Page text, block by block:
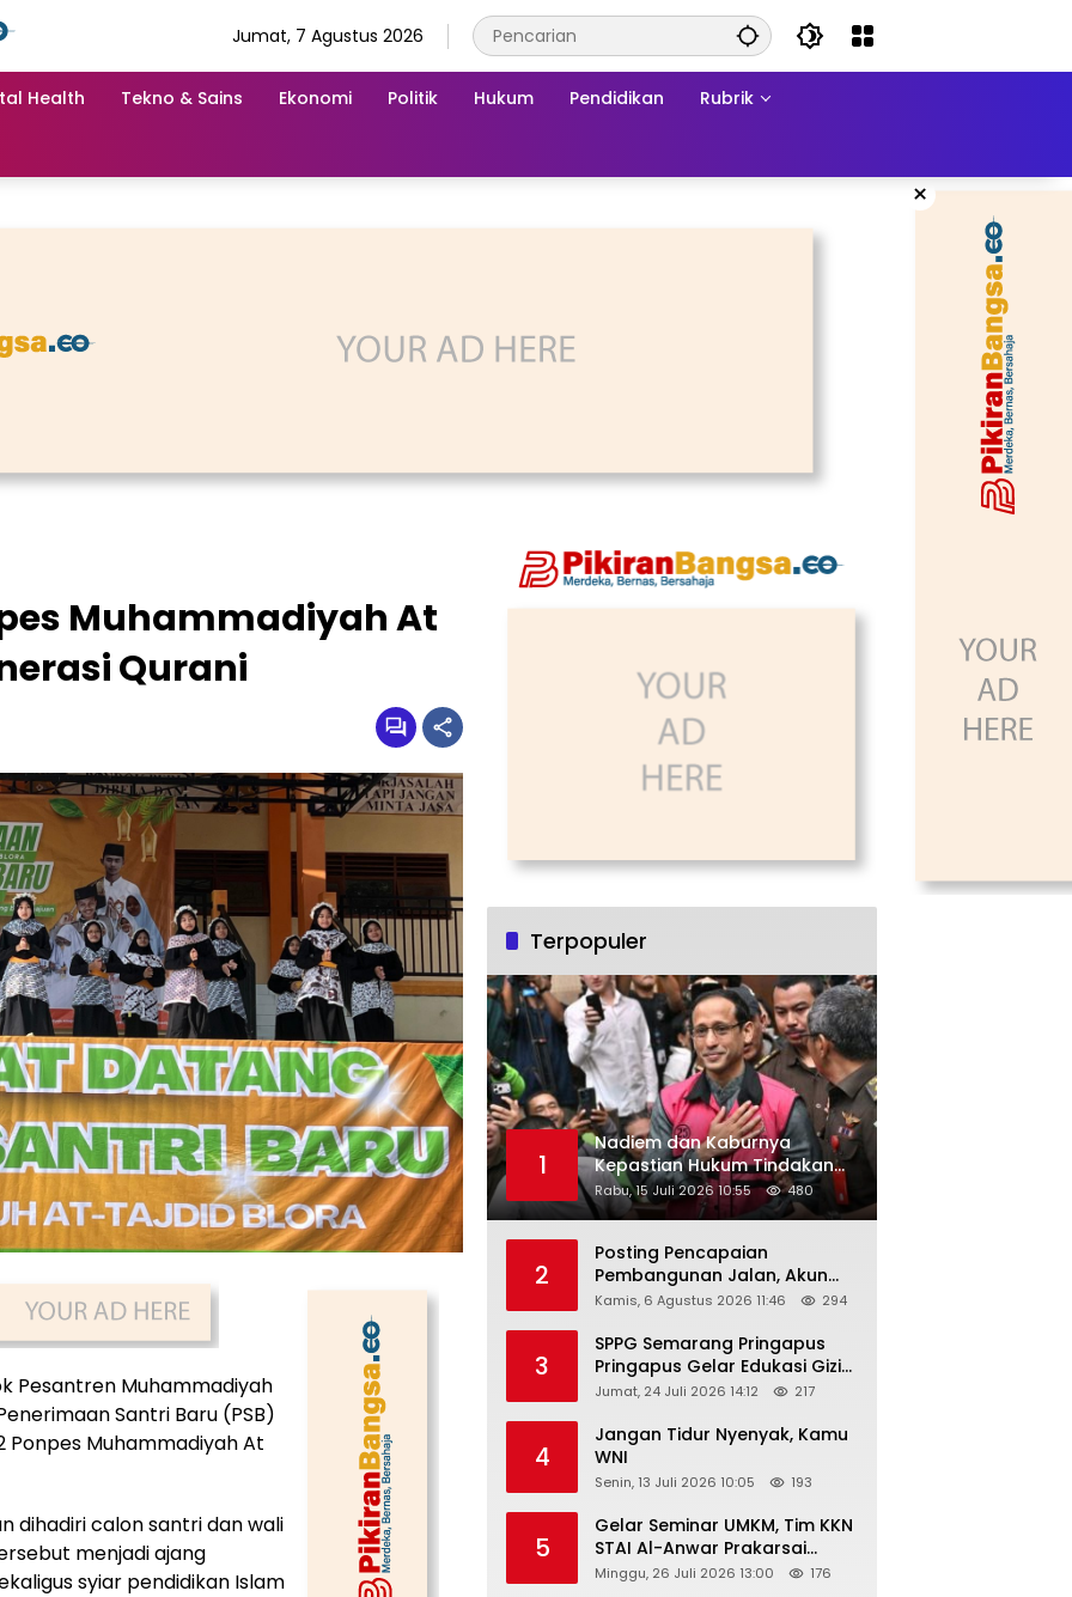
Jumat, 7 Agustus 2026
Health Tekno & Sains Ekonomi Politik Hukum Pendidikan Rubrik
×
Muhammadiyah At
Qurani
Pesantren Muhammadiyah
Santri Baru (PSB)
Ponpes Muhammadiyah At
dihadiri calon santri dan wali
menjadi ajang
syiar pendidikan Islam
Terpopuler
1
Nadiem dan Kaburnya
Kepastian Hukum Tindakan
Pejabat Publik
Rabu, 15 Juli 2026 10:55 480
2
Posting Pencapaian
Pembangunan Jalan, Akun
Facebook Pemerintah
“Dirujak” Warganet
Kamis, 6 Agustus 2026 11:46 294
3
SPPG Semarang Pringapus
Pringapus Gelar Edukasi Gizi
di PAUD Bina Balita Peringati
Jumat, 24 Juli 2026 14:12 217
4
Jangan Tidur Nyenyak, Kamu
WNI
Senin, 13 Juli 2026 10:05 193
5
Gelar Seminar UMKM, Tim KKN
STAI Al-Anwar Prakarsai
Usaha Tepung Maizena di
Minggu, 26 Juli 2026 13:00 176